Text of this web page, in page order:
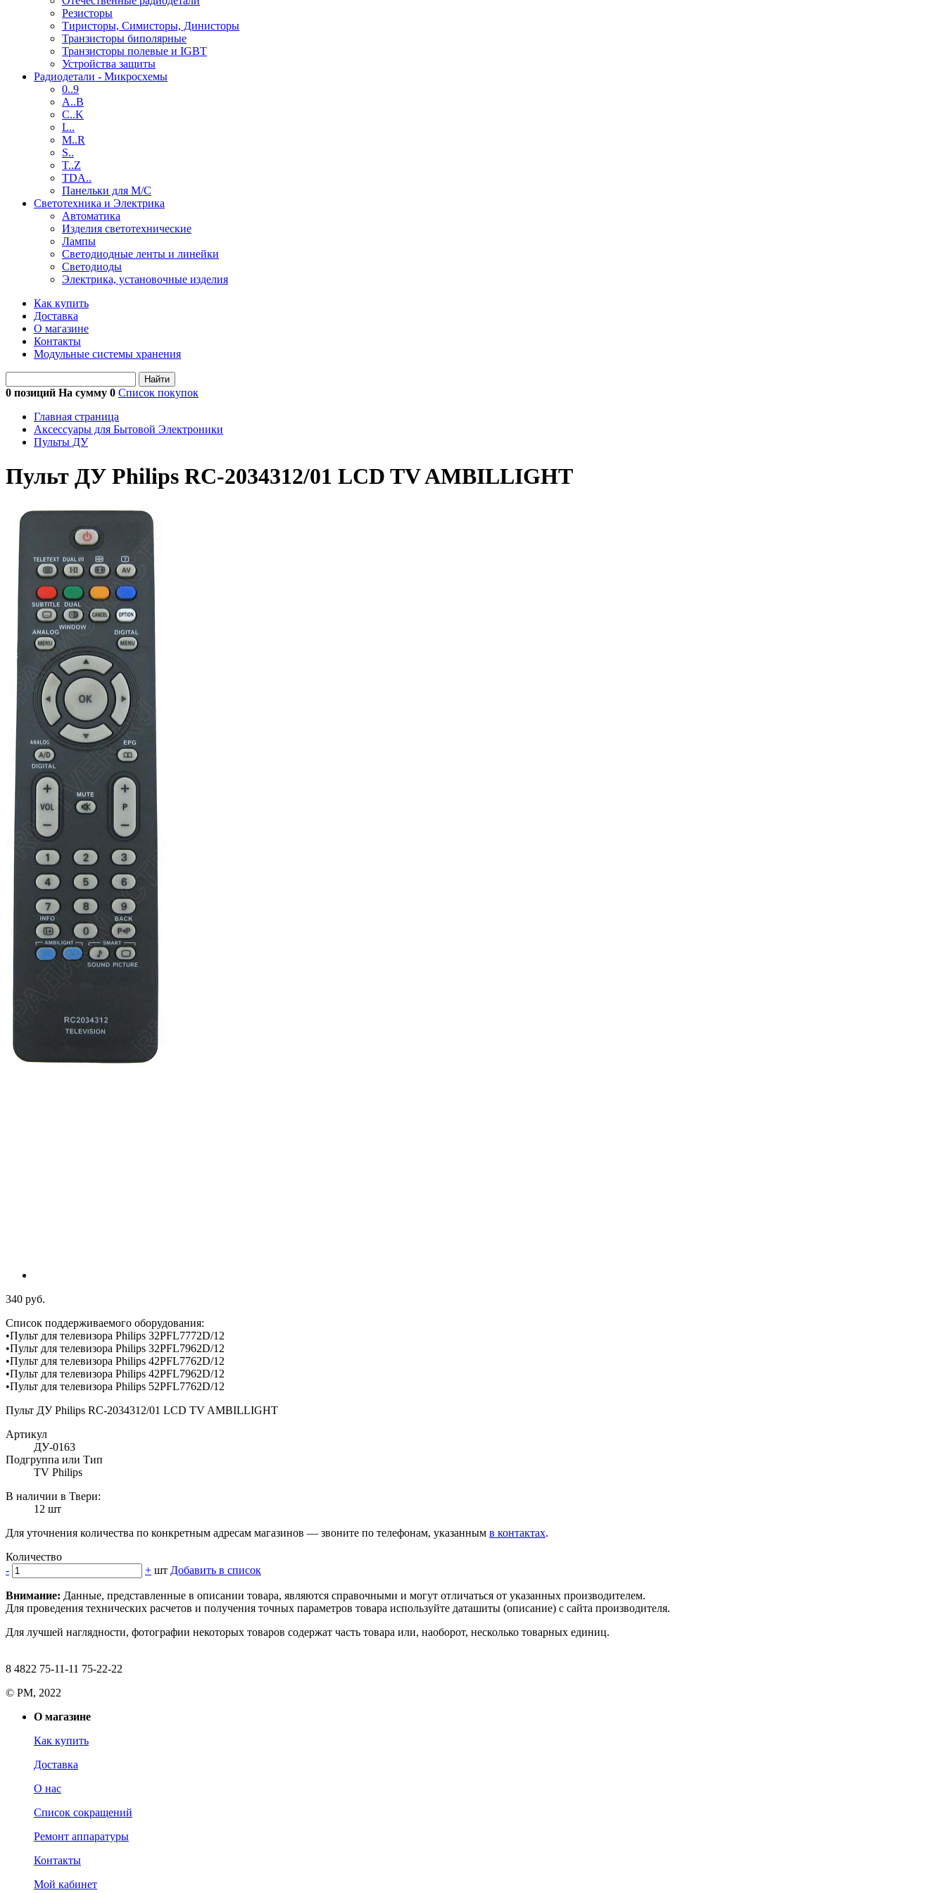
Резисторы
Тиристоры, Симисторы, Динисторы
Транзисторы биполярные
Транзисторы полевые и IGBT
Устройства защиты
Радиодетали - Микросхемы
0..9
A..B
C..K
L..
M..R
S..
T..Z
TDA..
Панельки для М/С
Светотехника и Электрика
Автоматика
Изделия светотехнические
Лампы
Светодиодные ленты и линейки
Светодиоды
Электрика, установочные изделия
Как купить
Доставка
О магазине
Контакты
Модульные системы хранения
Найти
0 позиций На сумму 0 Список покупок
Главная страница
Аксессуары для Бытовой Электроники
Пульты ДУ
Пульт ДУ Philips RC-2034312/01 LCD TV AMBILLIGHT
340 руб.
Cписок поддерживаемого оборудования:
•Пульт для телевизора Philips 32PFL7772D/12
•Пульт для телевизора Philips 32PFL7962D/12
•Пульт для телевизора Philips 42PFL7762D/12
•Пульт для телевизора Philips 42PFL7962D/12
•Пульт для телевизора Philips 52PFL7762D/12
Пульт ДУ Philips RC-2034312/01 LCD TV AMBILLIGHT
Артикул
ДУ-0163
Подгруппа или Тип
TV Philips
В наличии в Твери:
12 шт
Для уточнения количества по конкретным адресам магазинов — звоните по телефонам, указанным в контактах.
Количество
-
+ шт Добавить в список
Внимание: Данные, представленные в описании товара, являются справочными и могут отличаться от указанных производителем.
Для проведения технических расчетов и получения точных параметров товара используйте даташиты (описание) с сайта производителя.
Для лучшей наглядности, фотографии некоторых товаров содержат часть товара или, наоборот, несколько товарных единиц.
8 4822 75-11-11 75-22-22
© РМ, 2022
О магазине
Как купить
Доставка
О нас
Список сокращений
Ремонт аппаратуры
Контакты
Мой кабинет